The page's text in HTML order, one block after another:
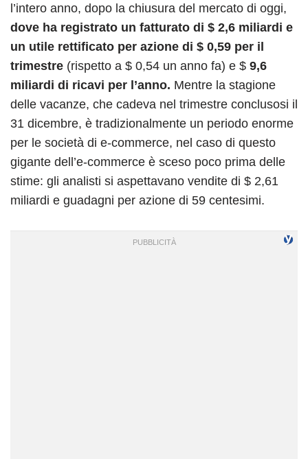
l’intero anno, dopo la chiusura del mercato di oggi,
dove ha registrato un fatturato di $ 2,6 miliardi e
un utile rettificato per azione di $ 0,59 per il
trimestre (rispetto a $ 0,54 un anno fa) e $ 9,6
miliardi di ricavi per l’anno. Mentre la stagione
delle vacanze, che cadeva nel trimestre conclusosi il
31 dicembre, è tradizionalmente un periodo enorme
per le società di e-commerce, nel caso di questo
gigante dell’e-commerce è sceso poco prima delle
stime: gli analisti si aspettavano vendite di $ 2,61
miliardi e guadagni per azione di 59 centesimi.